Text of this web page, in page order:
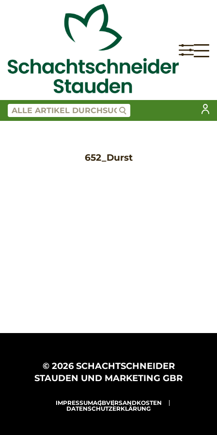
652_Durst
© 2026 SCHACHTSCHNEIDER
STAUDEN UND MARKETING GBR
IMPRESSUMAGBVERSANDKOSTEN
DATENSCHUTZERKLÄRUNG